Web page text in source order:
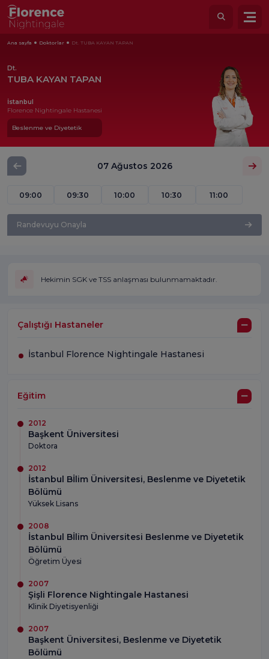
Ana sayfa Doktorlar Dt. TUBA KAYAN TAPAN
Dt.
TUBA KAYAN TAPAN
İstanbul
Florence Nightingale Hastanesi
Beslenme ve Diyetetik
07 Ağustos 2026
09:00 09:30 10:00 10:30 11:00
Randevuyu Onayla
Hekimin SGK ve TSS anlaşması bulunmamaktadır.
Çalıştığı Hastaneler
İstanbul Florence Nightingale Hastanesi
Eğitim
2012
Başkent Üniversitesi
Doktora
2012
İstanbul Bİlim Üniversitesi, Beslenme ve Diyetetik
Bölümü
Yüksek Lisans
2008
İstanbul Bİlim Üniversitesi Beslenme ve Diyetetik
Bölümü
Öğretim Üyesi
2007
Şişli Florence Nightingale Hastanesi
Klinik Diyetisyenliği
2007
Başkent Üniversitesi, Beslenme ve Diyetetik
Bölümü